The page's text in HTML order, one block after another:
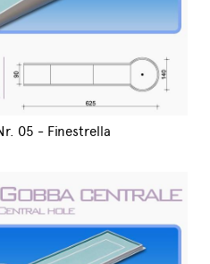
05 - Finestrella